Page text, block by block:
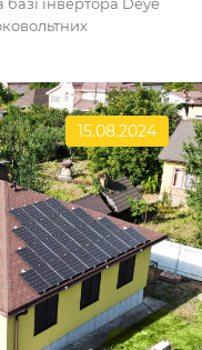
базі інвертора Deye
15.08.2024